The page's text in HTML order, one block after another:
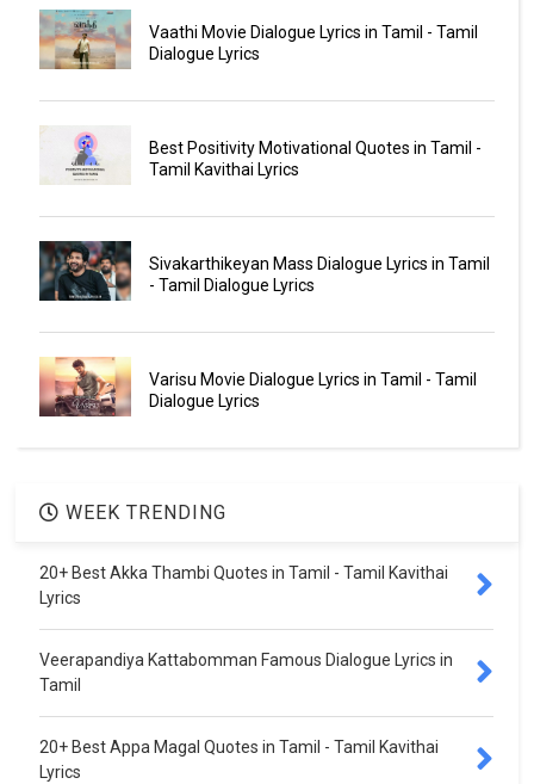
Vaathi Movie Dialogue Lyrics in Tamil - Tamil
Dialogue Lyrics
Best Positivity Motivational Quotes in Tamil -
Tamil Kavithai Lyrics
Sivakarthikeyan Mass Dialogue Lyrics in Tamil
- Tamil Dialogue Lyrics
Varisu Movie Dialogue Lyrics in Tamil - Tamil
Dialogue Lyrics
WEEK TRENDING
20+ Best Akka Thambi Quotes in Tamil - Tamil Kavithai
Lyrics
Veerapandiya Kattabomman Famous Dialogue Lyrics in
Tamil
20+ Best Appa Magal Quotes in Tamil - Tamil Kavithai
Lyrics